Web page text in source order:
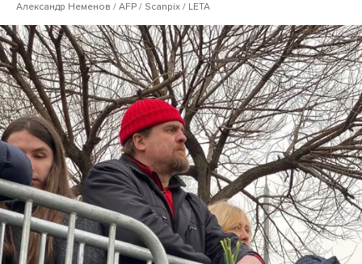
Александр Неменов / AFP / Scanpix / LETA